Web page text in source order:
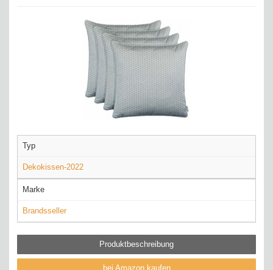
Typ
Dekokissen-2022
Marke
Brandsseller
Produktbeschreibung
bei Amazon kaufen